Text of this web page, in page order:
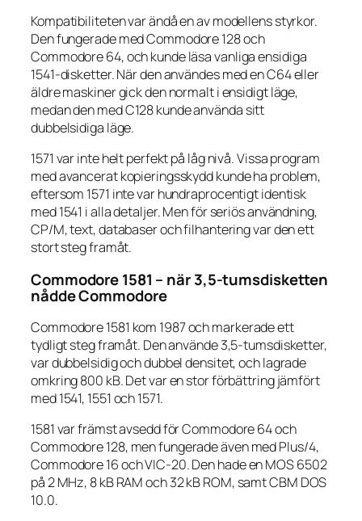
Kompatibiliteten var ändå en av modellens styrkor.
Den fungerade med Commodore 128 och
Commodore 64, och kunde läsa vanliga ensidiga
1541-disketter. När den användes med en C64 eller
äldre maskiner gick den normalt i ensidigt läge,
medan den med C128 kunde använda sitt
dubbelsidiga läge.
1571 var inte helt perfekt på låg nivå. Vissa program
med avancerat kopieringsskydd kunde ha problem,
eftersom 1571 inte var hundraprocentigt identisk
med 1541 i alla detaljer. Men för seriös användning,
CP/M, text, databaser och filhantering var den ett
stort steg framåt.
Commodore 1581 – när 3,5-tumsdisketten
nådde Commodore
Commodore 1581 kom 1987 och markerade ett
tydligt steg framåt. Den använde 3,5-tumsdisketter,
var dubbelsidig och dubbel densitet, och lagrade
omkring 800 kB. Det var en stor förbättring jämfört
med 1541, 1551 och 1571.
1581 var främst avsedd för Commodore 64 och
Commodore 128, men fungerade även med Plus/4,
Commodore 16 och VIC-20. Den hade en MOS 6502
på 2 MHz, 8 kB RAM och 32 kB ROM, samt CBM DOS
10.0.